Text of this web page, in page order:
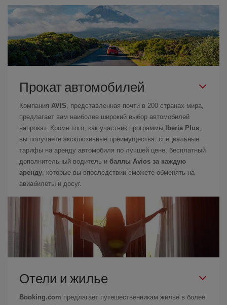
Прокат автомобилей
Компания AVIS, представленная почти в 200 странах мира,
предлагает вам наиболее широкий выбор автомобилей
напрокат. Кроме того, как участник программы
Iberia Plus,
вы получаете эксклюзивные преимущества: специальные
тарифы на аренду автомобиля по лучшей цене, бесплатный
дополнительный водитель и баллы Avios за каждую
аренду, которые вы впоследствии сможете обменять на
авиабилеты и досуг.
Отели и жилье
Booking.com предлагает путешественникам жилье в более